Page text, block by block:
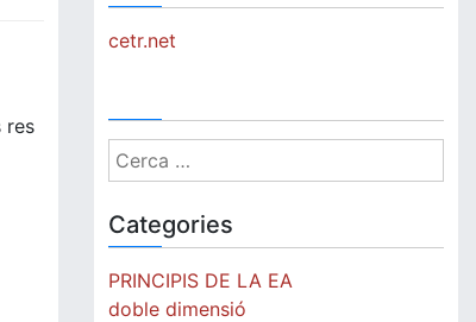
res
cetr.net
Cerca:
Categories
PRINCIPIS DE LA EA
doble dimensió